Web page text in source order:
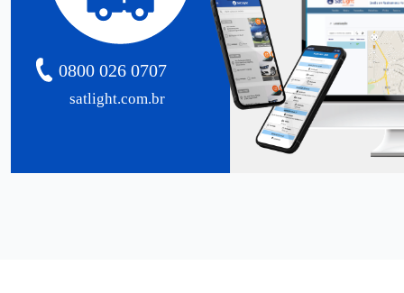
satlight.com.br
0800 026 0707